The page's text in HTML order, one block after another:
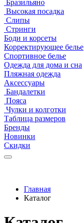
Бразильяно
Высокая посадка
Слипы
Стринги
Боди и корсеты
Корректирующее белье
Спортивное белье
Одежда для дома и сна
Пляжная одежда
Аксессуары
Бандалетки
Пояса
Чулки и колготки
Таблица размеров
Бренды
Новинки
Скидки
Главная
Каталог